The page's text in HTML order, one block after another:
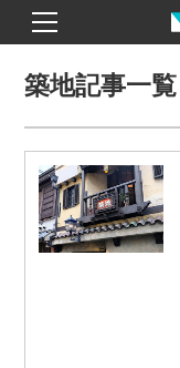
築地記事一覧